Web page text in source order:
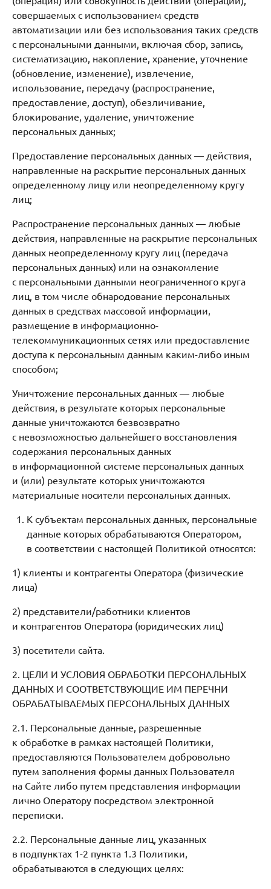
совершаемых с использованием средств
автоматизации или без использования таких средств
с персональными данными, включая сбор, запись,
систематизацию, накопление, хранение, уточнение
(обновление, изменение), извлечение,
использование, передачу (распространение,
предоставление, доступ), обезличивание,
блокирование, удаление, уничтожение
персональных данных;
Предоставление персональных данных — действия,
направленные на раскрытие персональных данных
определенному лицу или неопределенному кругу
лиц;
Распространение персональных данных — любые
действия, направленные на раскрытие персональных
данных неопределенному кругу лиц (передача
персональных данных) или на ознакомление
с персональными данными неограниченного круга
лиц, в том числе обнародование персональных
данных в средствах массовой информации,
размещение в информационно-
телекоммуникационных сетях или предоставление
доступа к персональным данным каким-либо иным
способом;
Уничтожение персональных данных — любые
действия, в результате которых персональные
данные уничтожаются безвозвратно
с невозможностью дальнейшего восстановления
содержания персональных данных
в информационной системе персональных данных
и (или) результате которых уничтожаются
материальные носители персональных данных.
К субъектам персональных данных, персональные
данные которых обрабатываются Оператором,
в соответствии с настоящей Политикой относятся:
1) клиенты и контрагенты Оператора (физические
лица)
2) представители/работники клиентов
и контрагентов Оператора (юридических лиц)
3) посетители сайта.
2. ЦЕЛИ И УСЛОВИЯ ОБРАБОТКИ ПЕРСОНАЛЬНЫХ
ДАННЫХ И СООТВЕТСТВУЮЩИЕ ИМ ПЕРЕЧНИ
ОБРАБАТЫВАЕМЫХ ПЕРСОНАЛЬНЫХ ДАННЫХ
2.1. Персональные данные, разрешенные
к обработке в рамках настоящей Политики,
предоставляются Пользователем добровольно
путем заполнения формы данных Пользователя
на Сайте либо путем представления информации
лично Оператору посредством электронной
переписки.
2.2. Персональные данные лиц, указанных
в подпунктах 1-2 пункта 1.3 Политики,
обрабатываются в следующих целях: